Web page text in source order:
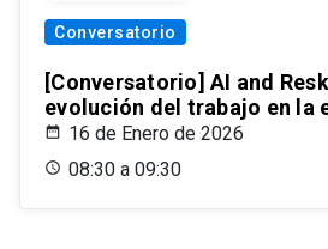
Conversatorio
[Conversatorio] AI and
evolución del trabajo en la
16 de Enero de 2026
08:30 a 09:30